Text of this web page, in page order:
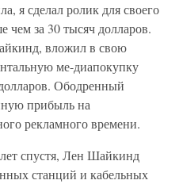
я сделал ролик для своего
чем за 30 тысяч долларов.
вложил в свою
ме-диапокупку
Ободренный
прибыль на
рекламного времени.
спустя, Лен Шайкинд
станций и кабельных